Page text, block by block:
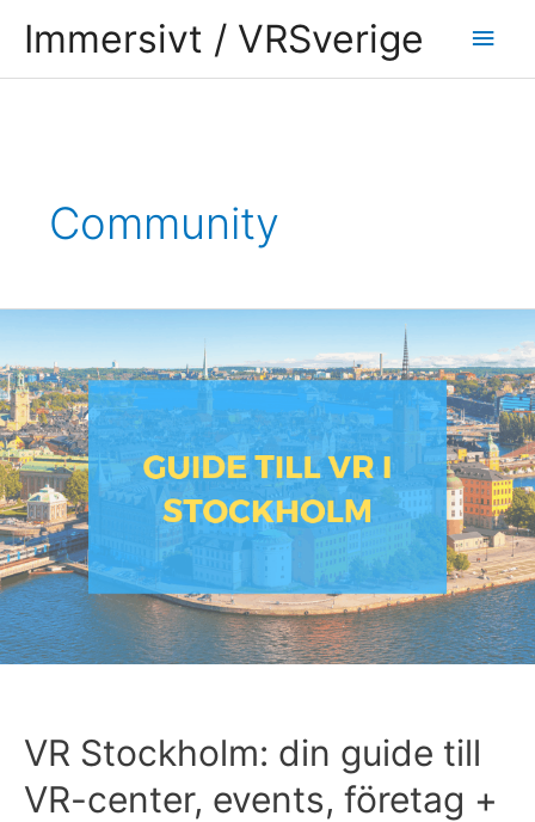
Immersivt / VRSverige
Community
VR Stockholm: din guide till
VR-center, events, företag +
din
guide
till
VR-
center,
events,
företag
+
mer